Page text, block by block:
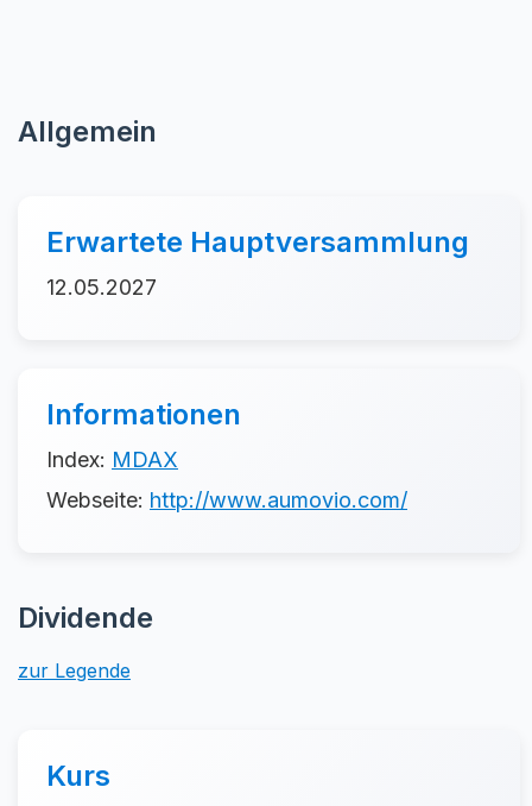
Allgemein
Erwartete Hauptversammlung
12.05.2027
Informationen
Index: MDAX
Webseite: http://www.aumovio.com/
Dividende
zur Legende
Kurs